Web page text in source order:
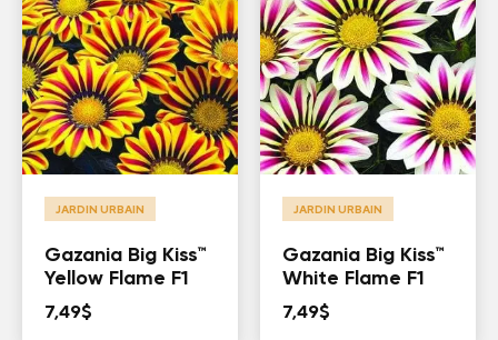
JARDIN URBAIN
Gazania Big Kiss™
Yellow Flame F1
7,49$
JARDIN URBAIN
Gazania Big Kiss™
White Flame F1
7,49$